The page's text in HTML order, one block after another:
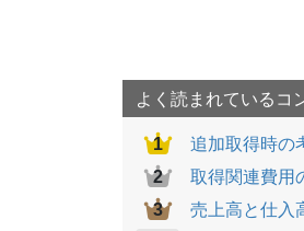
k
よく読まれているコ
追加取得時の
取得関連費用
売上高と仕入